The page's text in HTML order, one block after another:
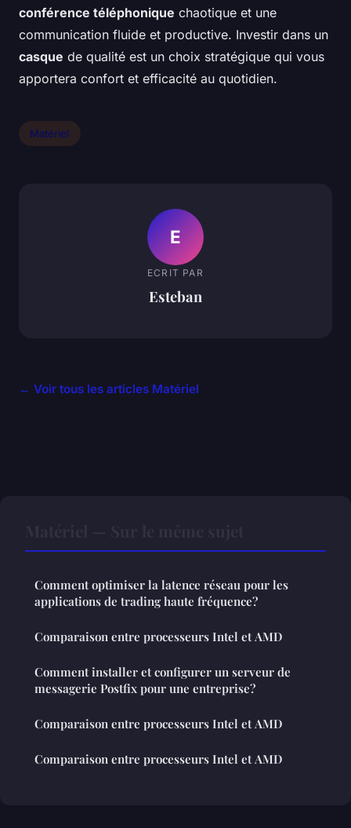
conférence téléphonique chaotique et une
communication fluide et productive. Investir dans un
casque de qualité est un choix stratégique qui vous
apportera confort et efficacité au quotidien.
Matériel
E
ECRIT PAR
Esteban
← Voir tous les articles Matériel
Comment optimiser la latence réseau pour les
applications de trading haute fréquence?
Comparaison entre processeurs Intel et AMD
Comment installer et configurer un serveur de
messagerie Postfix pour une entreprise?
Comparaison entre processeurs Intel et AMD
Comparaison entre processeurs Intel et AMD